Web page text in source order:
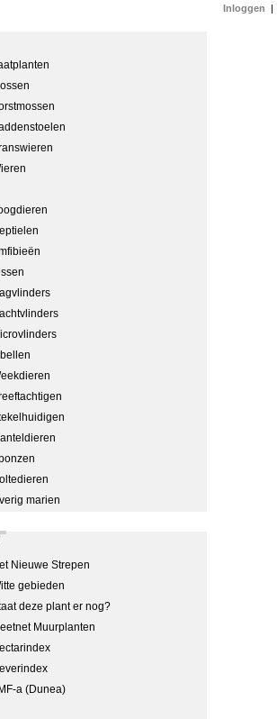
marien
Nieuwe Strepen
gebieden
deze plant er nog?
Muurplanten
a (Dunea)
Inloggen |